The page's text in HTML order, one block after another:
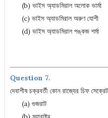
(b) ভাইস অ্যাডমিরাল অলোক ভার্মা
(c) ভাইস অ্যাডমিরাল অরুণ যোশী
(d) ভাইস অ্যাডমিরাল পঙ্কজ শর্মা
Question 7.
দেবাশীষ চক্রবর্তী কোন রাজ্যের চিফ
(a) গুজরাট